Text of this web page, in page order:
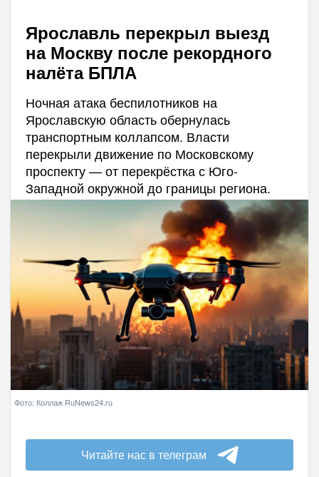
Ярославль перекрыл выезд
на Москву после рекордного
налёта БПЛА
Ночная атака беспилотников на
Ярославскую область обернулась
транспортным коллапсом. Власти
перекрыли движение по Московскому
проспекту — от перекрёстка с Юго-
Западной окружной до границы региона.
Фото: Коллаж RuNews24.ru
Читайте нас в телеграм